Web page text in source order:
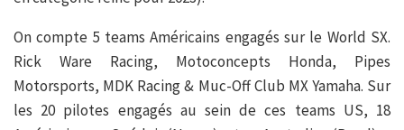
On compte 5 teams Américains engagés sur le World SX.
Rick Ware Racing, Motoconcepts Honda, Pipes
Motorsports, MDK Racing & Muc-Off Club MX Yamaha. Sur
les 20 pilotes engagés au sein de ces teams US, 18